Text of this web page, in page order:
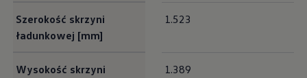
Szerokość skrzyni
ładunkowej [mm]
1.523
Wysokość skrzyni
1.389